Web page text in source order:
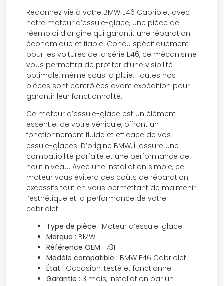
Redonnez vie à votre BMW E46 Cabriolet avec
notre moteur d’essuie-glace, une pièce de
réemploi d’origine qui garantit une réparation
économique et fiable. Conçu spécifiquement
pour les voitures de la série E46, ce mécanisme
vous permettra de profiter d’une visibilité
optimale, même sous la pluie. Toutes nos
pièces sont contrôlées avant expédition pour
garantir leur fonctionnalité.
Ce moteur d’essuie-glace est un élément
essentiel de votre véhicule, offrant un
fonctionnement fluide et efficace de vos
essuie-glaces. D’origine BMW, il assure une
compatibilité parfaite et une performance de
haut niveau. Avec une installation simple, ce
moteur vous évitera des coûts de réparation
excessifs tout en vous permettant de maintenir
l’esthétique et la performance de votre
cabriolet.
Type de pièce : Moteur d’essuie-glace
Marque : BMW
Référence OEM : 731
Modèle compatible : BMW E46 Cabriolet
État : Occasion, testé et fonctionnel
Garantie : 3 mois, installation par un